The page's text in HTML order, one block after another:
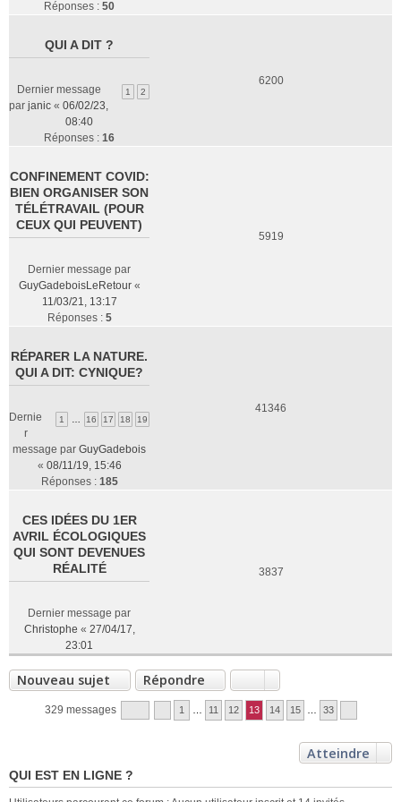
Réponses : 50
QUI A DIT ?
1 2
Dernier message
par janic « 06/02/23,
08:40
Réponses : 16
6200
CONFINEMENT COVID:
BIEN ORGANISER SON
TÉLÉTRAVAIL (POUR
CEUX QUI PEUVENT)
Dernier message par
GuyGadeboisLeRetour«
11/03/21, 13:17
Réponses : 5
5919
RÉPARER LA NATURE.
QUI A DIT: CYNIQUE?
1 16 17 18 19
Dernie
r
message par GuyGadebois
« 08/11/19, 15:46
Réponses : 185
41346
CES IDÉES DU 1ER
AVRIL ÉCOLOGIQUES
QUI SONT DEVENUES
RÉALITÉ
Dernier message par
Christophe « 27/04/17,
23:01
3837
Nouveau sujet Répondre
329 messages 1 11 12 13 14 15 33
Atteindre
QUI EST EN LIGNE ?